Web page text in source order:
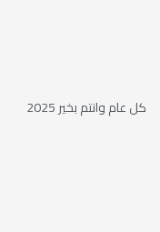
كل عام وانتم بخير 2025